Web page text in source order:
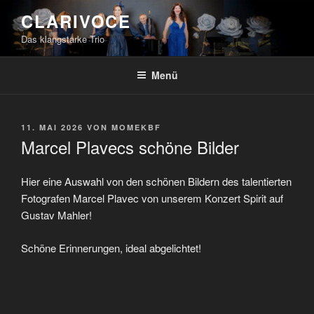
Inhalt
springen
CLARIVOCE
Das klangstarke Trio
Menü
VERÖFFENTLICHT
11. MAI 2026 VON MOMEKBF
Marcel Plavecs schöne Bilder
Hier eine Auswahl von den schönen Bildern des talentierten
Fotografen Marcel Plavec von unserem Konzert Spirit auf
Gustav Mahler!
Schöne Erinnerungen, ideal abgelichtet!